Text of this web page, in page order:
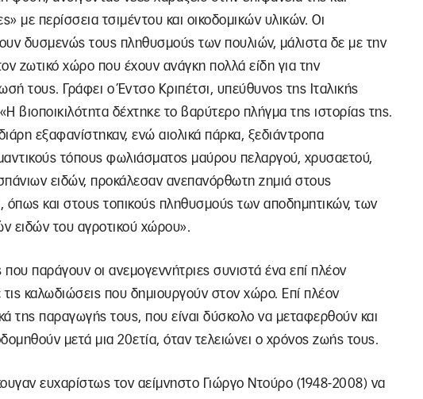
με περίσσεια τσιμέντου και οικοδομικών υλικών. Οι
δυσμενώς τους πληθυσμούς των πουλιών, μάλιστα δε με την
ζωτικό χώρο που έχουν ανάγκη πολλά είδη για την
τους. Γράφει ο Έντσο Κριπέτσι, υπεύθυνος της Ιταλικής
βιοποικιλότητα δέχτηκε το βαρύτερο πλήγμα της ιστορίας της.
εξαφανίστηκαν, ενώ αιολικά πάρκα, ξεδιάντροπα
τόπους φωλιάσματος μαύρου πελαργού, χρυσαετού,
ειδών, προκάλεσαν ανεπανόρθωτη ζημιά στους
όπως και στους τοπικούς πληθυσμούς των αποδημητικών, των
ειδών του αγροτικού χώρου».
παράγουν οι ανεμογεννήτριες συνιστά ένα επί πλέον
καλωδιώσεις που δημιουργούν στον χώρο. Επί πλέον
της παραγωγής τους, που είναι δύσκολο να μεταφερθούν και
μετά μια 20ετία, όταν τελειώνει ο χρόνος ζωής τους.
ευχαρίστως τον αείμνηστο Γιώργο Ντούρο (1948-2008) να